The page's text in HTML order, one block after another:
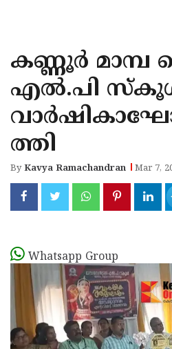
KANNUR
KASARAGOD
കണ്ണൂർ മാമ്പ
എൽ.പി സ്കൂൾ
ത്തി
ByKavya Ramachandran Mar 7,
Whatsapp Group